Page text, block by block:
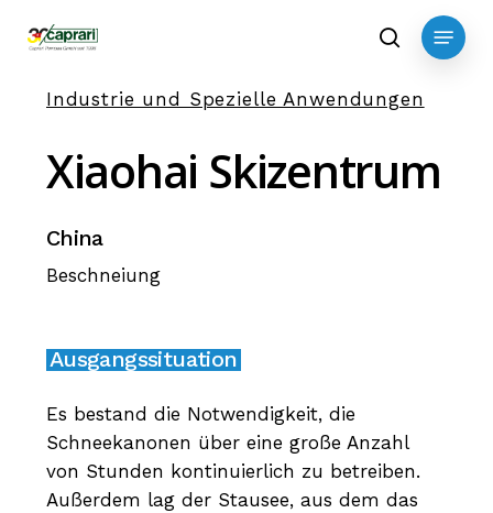
content
search
Menu
Industrie und Spezielle Anwendungen
Xiaohai Skizentrum
China
Beschneiung
Ausgangssituation
Es bestand die Notwendigkeit, die
Schneekanonen über eine große Anzahl
von Stunden kontinuierlich zu betreiben.
Außerdem lag der Stausee, aus dem das